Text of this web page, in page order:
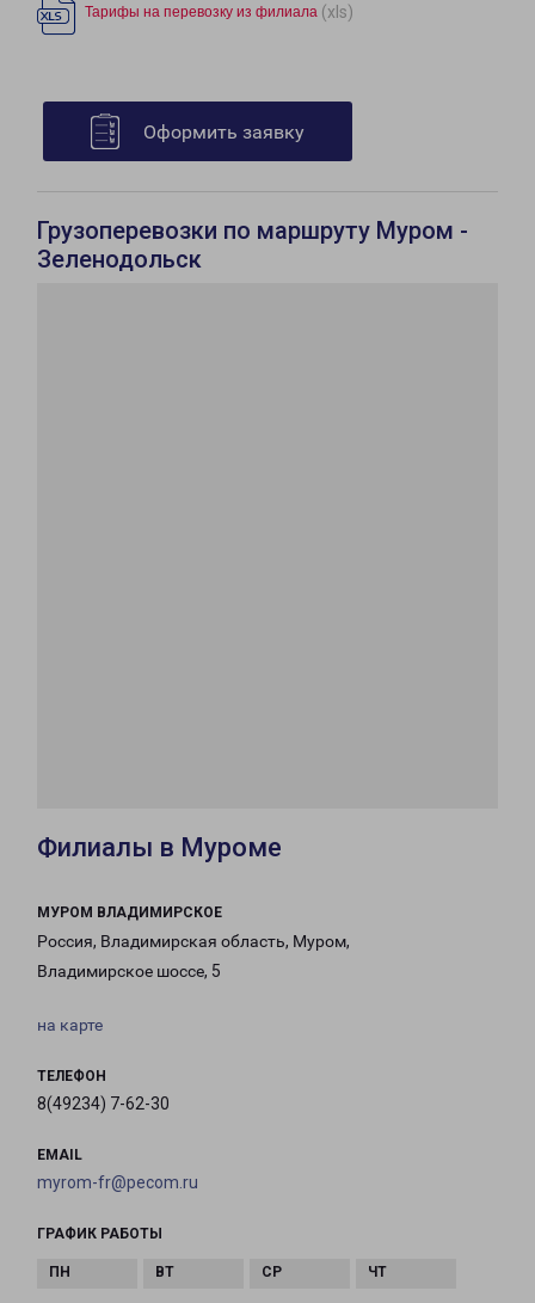
Тарифы на перевозку из филиала (xls)
Оформить заявку
Грузоперевозки по маршруту Муром -
Зеленодольск
Филиалы в Муроме
МУРОМ ВЛАДИМИРСКОЕ
Россия, Владимирская область, Муром,
Владимирское шоссе, 5
на карте
ТЕЛЕФОН
8(49234) 7-62-30
EMAIL
myrom-fr@pecom.ru
ГРАФИК РАБОТЫ